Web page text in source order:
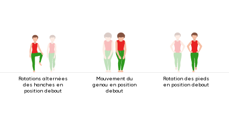
Rotations alternées
des hanches en
position debout
Mouvement du
genou en position
debout
Rotation des pieds
en position debout